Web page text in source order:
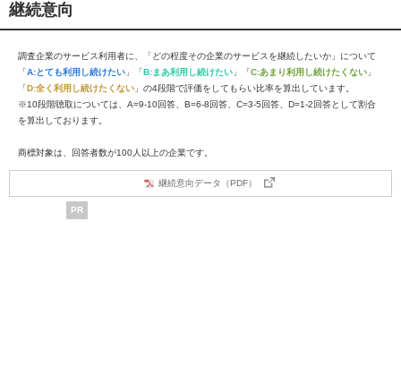
継続意向
調査企業のサービス利用者に、「どの程度その企業のサービスを継続したいか」について
「A:とても利用し続けたい 」「B:まあ利用し続けたい 」「C:あまり利用し続けたくない 」
「D:全く利用し続けたくない 」の4段階で評価をしてもらい比率を算出しています。
※10段階聴取については、A=9-10回答、B=6-8回答、C=3-5回答、D=1-2回答として割合
を算出しております。
商標対象は、回答者数が100人以上の企業です。
継続意向データ（PDF）
PR